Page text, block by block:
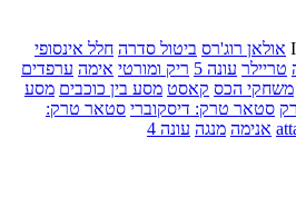
אולאן רוג'רס ביטול סדרה חלל אינסופי
טריילר עונה 5 ריק ומורטי אימה ערפדים
משחקי הכס קאסט מסע בין כוכבים מסע
סטאר טרק: דיסקוברי סטאר טרק:
אנימה מנגה עונה 4